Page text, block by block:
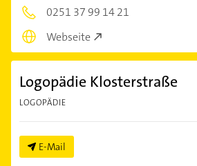
0251 37 99 14 21
Webseite
Logopädie Klosterstraße
LOGOPÄDIE
E-Mail